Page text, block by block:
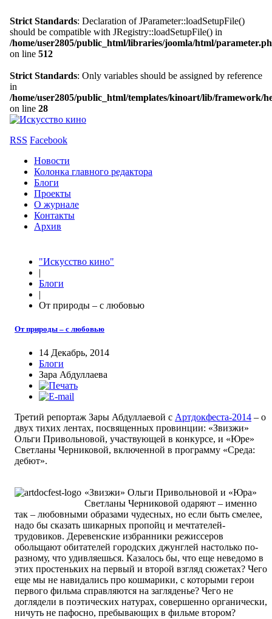
Strict Standards: Declaration of JParameter::loadSetupFile()
should be compatible with JRegistry::loadSetupFile() in
/home/user2805/public_html/libraries/joomla/html/
on line 512
Strict Standards: Only variables should be assigned by reference
in
/home/user2805/public_html/templates/kinoart/lib/framework/
on line 28
RSS Facebook
Новости
Колонка главного редактора
Блоги
Проекты
О журнале
Контакты
Архив
"Искусство кино"
|
Блоги
|
От природы – с любовью
От природы – с любовью
14 Декабрь, 2014
Блоги
Зара Абдуллаева
Третий репортаж Зары Абдуллаевой с Артдокфеста-2014 – о
двух тихих лентах, посвященных провинции: «Звизжи»
Ольги Привольновой, участвующей в конкурсе, и «Юре»
Светланы Черниковой, включенной в программу «Среда:
дебют».
«Звизжи» Ольги Привольновой и «Юра»
Светланы Черниковой одаряют – именно
так – любовными образами чудесных, но если быть смелее,
надо бы сказать шикарных пропойц и мечтателей-
трудовиков. Деревенские избранники режиссеров
обольщают обитателей городских джунглей настолько по-
разному, что удивляешься. Казалось бы, что еще неведомо в
этих простеньких на первый и второй взгляд сюжетах? Чего
еще мы не навидались про кошмарики, с которыми герои
первого фильма справляются на загляденье? Чего не
доглядели в поэтических натурах, совершенно органически,
ничуть не пафосно, пребывающих в фильме втором?